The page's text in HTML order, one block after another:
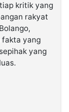
kritik yang
rakyat
fakta yang
yang